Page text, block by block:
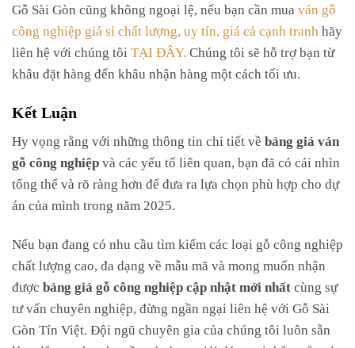
Gỗ Sài Gòn cũng không ngoại lệ, nếu bạn cần mua ván gỗ
công nghiệp giá sỉ chất lượng, uy tín, giá cả cạnh tranh hãy
liên hệ với chúng tôi TẠI ĐÂY. Chúng tôi sẽ hỗ trợ bạn từ
khâu đặt hàng đến khâu nhận hàng một cách tối ưu.
Kết Luận
Hy vọng rằng với những thông tin chi tiết về bảng giá ván
gỗ công nghiệp và các yếu tố liên quan, bạn đã có cái nhìn
tổng thể và rõ ràng hơn để đưa ra lựa chọn phù hợp cho dự
án của mình trong năm 2025.
Nếu bạn đang có nhu cầu tìm kiếm các loại gỗ công nghiệp
chất lượng cao, đa dạng về mẫu mã và mong muốn nhận
được bảng giá gỗ công nghiệp cập nhật mới nhất cùng sự
tư vấn chuyên nghiệp, đừng ngần ngại liên hệ với Gỗ Sài
Gòn Tín Việt. Đội ngũ chuyên gia của chúng tôi luôn sẵn